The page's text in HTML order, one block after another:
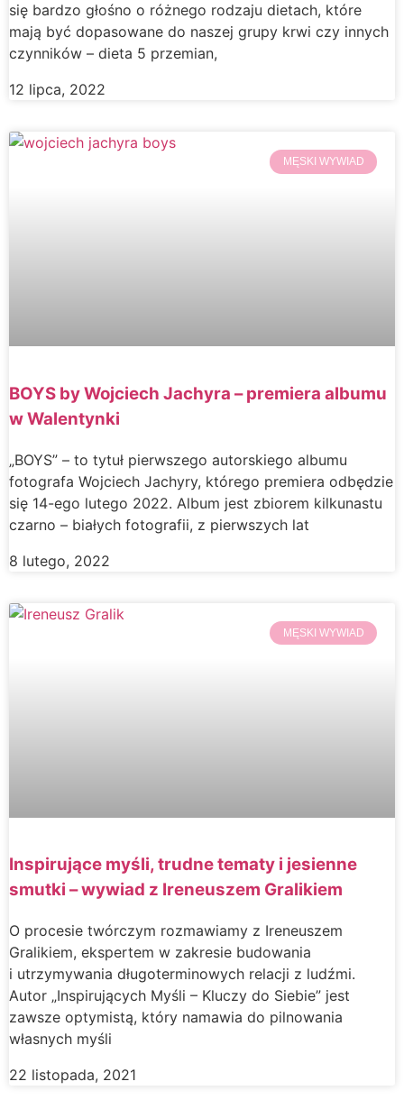
się bardzo głośno o różnego rodzaju dietach, które
mają być dopasowane do naszej grupy krwi czy innych
czynników – dieta 5 przemian,
12 lipca, 2022
MĘSKI WYWIAD
BOYS by Wojciech Jachyra – premiera albumu
w Walentynki
„BOYS” – to tytuł pierwszego autorskiego albumu
fotografa Wojciech Jachyry, którego premiera odbędzie
się 14-ego lutego 2022. Album jest zbiorem kilkunastu
czarno – białych fotografii, z pierwszych lat
8 lutego, 2022
MĘSKI WYWIAD
Inspirujące myśli, trudne tematy i jesienne
smutki – wywiad z Ireneuszem Gralikiem
O procesie twórczym rozmawiamy z Ireneuszem
Gralikiem, ekspertem w zakresie budowania
i utrzymywania długoterminowych relacji z ludźmi.
Autor „Inspirujących Myśli – Kluczy do Siebie” jest
zawsze optymistą, który namawia do pilnowania
własnych myśli
22 listopada, 2021